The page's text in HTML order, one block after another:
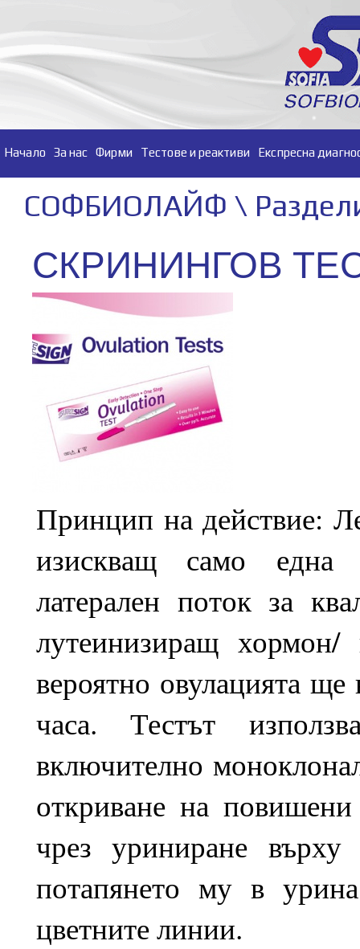
Начало За нас Фирми Тестове и реактиви Експресна
СОФБИОЛАЙФ \ Раздели
СКРИНИНГОВ
Принцип на действие:
изискващ само една
латерален поток за
лутеинизиращ
вероятно овулацията
часа. Тестът
включително
откриване на
чрез уриниране
потапянето му в
цветните линии.